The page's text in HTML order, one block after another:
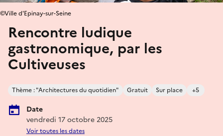
Rencontre ludique
gastronomique, par les
Cultiveuses
Thème : "Architectures du quotidien" Gratuit Sur place +5
Date
vendredi 17 octobre 2025
Voir toutes les dates
©Ville d'Epinay-sur-Seine